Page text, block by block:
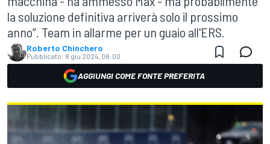
la soluzione definitiva arriverà solo il prossimo
anno”. Team in allarme per un guaio all'ERS.
Roberto Chinchero
Pubblicato: 8 giu 2024, 08:00
AGGIUNGI COME FONTE PREFERITA